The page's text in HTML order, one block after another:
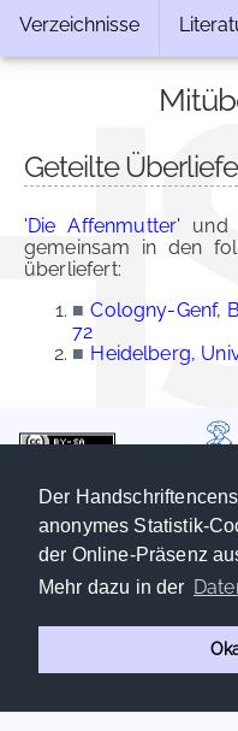
Der
anonymes Statistik-
der Online-Präsenz
Mehr dazu in der
Verzeichnisse
Geteilte
'Die Affenmutter' und
gemeinsam in den
überliefert:
■ Cologny-Genf,
72
■ Heidelberg,